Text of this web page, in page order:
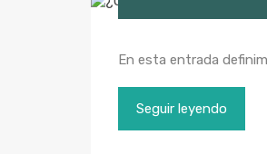
En esta entrada
Seguir leyendo